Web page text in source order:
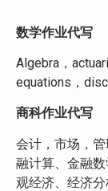
数学作业代写
Algebra，
equations，
商科作业代写
会计，市场，
融计算、金融
观经济、经济分